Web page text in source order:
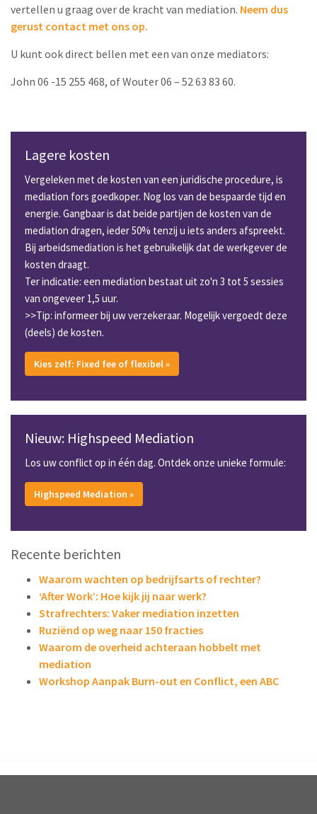
vertellen u graag over de kracht van mediation. Neem dus
gerust contact met ons op.
U kunt ook direct bellen met een van onze mediators:
John 06 -15 255 468, of Wouter 06 – 52 63 83 60.
Lagere kosten
Vergeleken met de kosten van een juridische procedure, is
mediation fors goedkoper. Nog los van de bespaarde tijd en
energie. Gangbaar is dat beide partijen de kosten van de
mediation dragen, ieder 50% tenzij u iets anders afspreekt.
Bij arbeidsmediation is het gebruikelijk dat de werkgever de
kosten draagt.
Ter indicatie: een mediation bestaat uit zo'n 3 tot 5 sessies
van ongeveer 1,5 uur.
>>Tip: informeer bij uw verzekeraar. Mogelijk vergoedt deze
(deels) de kosten.
Kies zelf: Fixed fee of flexibel »
Nieuw: Highspeed Mediation
Los uw conflict op in één dag. Ontdek onze unieke formule:
Highspeed Mediation »
Recente berichten
Waarom wachten op bedrijfsarts of rechter?
‘After Work’: Hoe kijk jij naar werk?
Strafrechters: Vaker mediation inzetten
Ruziënd op weg naar 150 fracties
Waarom de overheid achteraan hobbelt met
mediation
Workshop Aanpak Burn-out en Conflict, een ABC